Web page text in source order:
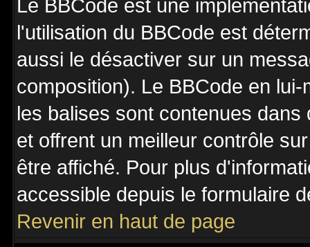
Le BBCode est une
l'utilisation du BBCode est
aussi le désactiver sur un
composition). Le BBCode en
les balises sont contenues
et offrent un meilleur contrôle
être affiché. Pour plus
accessible depuis le formulaire
Revenir en haut de page